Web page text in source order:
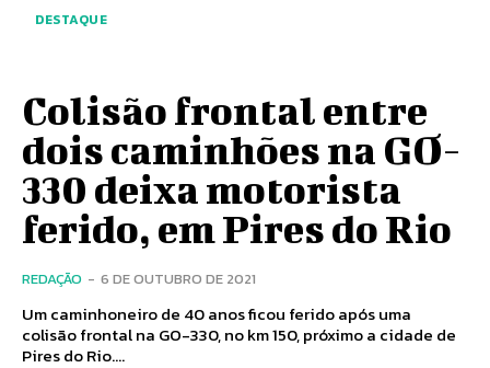
DESTAQUE
Colisão frontal entre
dois caminhões na GO-
330 deixa motorista
ferido, em Pires do Rio
REDAÇÃO - 6 DE OUTUBRO DE 2021
Um caminhoneiro de 40 anos ficou ferido após uma
colisão frontal na GO-330, no km 150, próximo a cidade de
Pires do Rio....